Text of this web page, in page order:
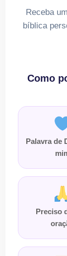
Receba
bíblica
Como
Palavra de
Preciso